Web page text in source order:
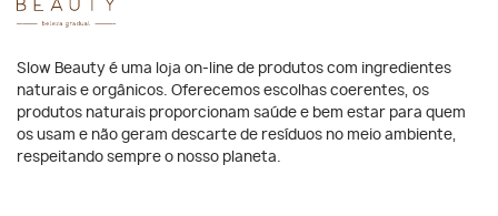
Slow Beauty é uma loja on-line de produtos com ingredientes
naturais e orgânicos. Oferecemos escolhas coerentes, os
produtos naturais proporcionam saúde e bem estar para quem
os usam e não geram descarte de resíduos no meio ambiente,
respeitando sempre o nosso planeta.